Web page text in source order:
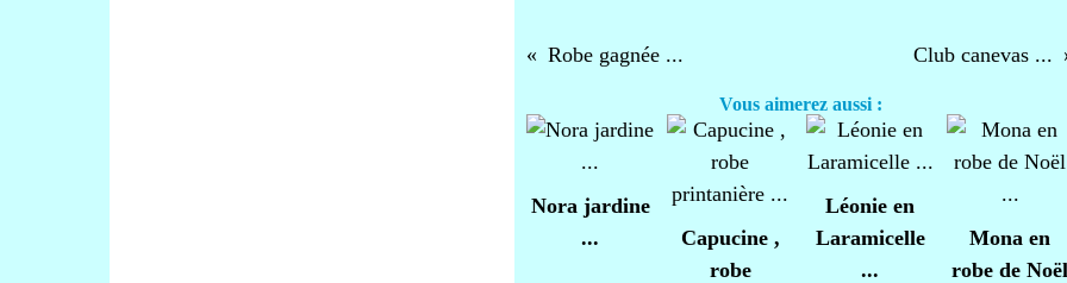
Robe gagnée ... Club canevas ...
Vous aimerez aussi :
Nora jardine
...
Capucine ,
robe
Léonie en
Laramicelle
...
Mona en
robe de Noël